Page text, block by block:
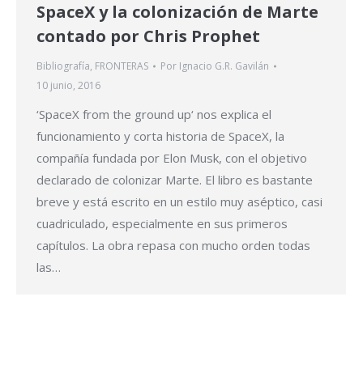
SpaceX y la colonización de Marte
contado por Chris Prophet
Bibliografía, FRONTERAS Por Ignacio G.R. Gavilán
10 junio, 2016
‘SpaceX from the ground up‘ nos explica el
funcionamiento y corta historia de SpaceX, la
compañía fundada por Elon Musk, con el objetivo
declarado de colonizar Marte. El libro es bastante
breve y está escrito en un estilo muy aséptico, casi
cuadriculado, especialmente en sus primeros
capítulos. La obra repasa con mucho orden todas
las…